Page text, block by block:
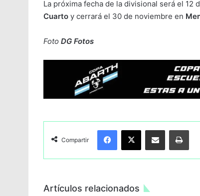
La próxima fecha de la divisional será el 12
Cuarto y cerrará el 30 de noviembre en
Foto DG Fotos
Compartir
Facebook
X Compartir por Email
Artículos relacionados